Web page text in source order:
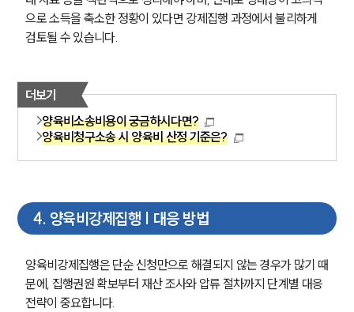
이혼 주요 업무사례
사례분석/최신동향
업무분야
업무
상간자위자료계산기
구성원 소개
이혼전문변호사
으로 소득을 축소한 정황이 있다면 강제집행 과정에서 불리하게
검토될 수 있습니다.
더보기
양육비소송비용이 궁금하시다면?
양육비청구소송 시 양육비 산정 기준은?
4. 양육비강제집행 | 대응 방법
양육비강제집행은 단순 신청만으로 해결되지 않는 경우가 많기 때
문에, 집행권원 확보부터 재산 조사와 압류 절차까지 단계별 대응
전략이 중요합니다.